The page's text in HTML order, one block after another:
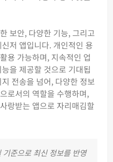
보안, 다양한 기능, 그리고
저 앱입니다. 개인적인 용
용 가능하며, 지속적인 업
을 제공할 것으로 기대됩
전송을 넘어, 다양한 정보
로서의 역할을 수행하며,
랑받는 앱으로 자리매김할
준으로 최신 정보를 반영